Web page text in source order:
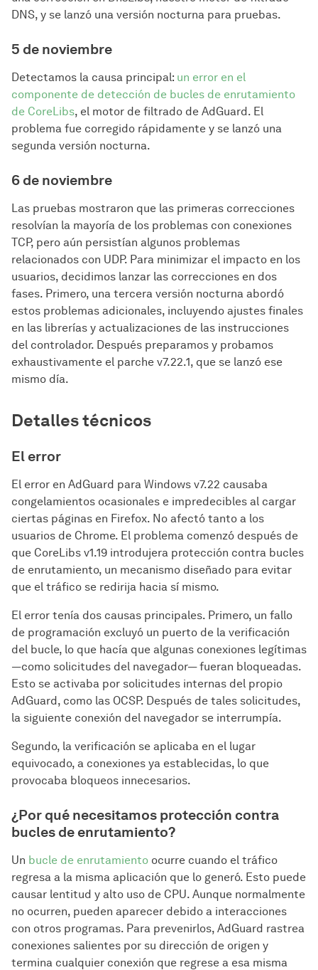
DNS, y se lanzó una versión nocturna para pruebas.
5 de noviembre
Detectamos la causa principal: un error en el
componente de detección de bucles de enrutamiento
de CoreLibs, el motor de filtrado de AdGuard. El
problema fue corregido rápidamente y se lanzó una
segunda versión nocturna.
6 de noviembre
Las pruebas mostraron que las primeras correcciones
resolvían la mayoría de los problemas con conexiones
TCP, pero aún persistían algunos problemas
relacionados con UDP. Para minimizar el impacto en los
usuarios, decidimos lanzar las correcciones en dos
fases. Primero, una tercera versión nocturna abordó
estos problemas adicionales, incluyendo ajustes finales
en las librerías y actualizaciones de las instrucciones
del controlador. Después preparamos y probamos
exhaustivamente el parche v7.22.1, que se lanzó ese
mismo día.
Detalles técnicos
El error
El error en AdGuard para Windows v7.22 causaba
congelamientos ocasionales e impredecibles al cargar
ciertas páginas en Firefox. No afectó tanto a los
usuarios de Chrome. El problema comenzó después de
que CoreLibs v1.19 introdujera protección contra bucles
de enrutamiento, un mecanismo diseñado para evitar
que el tráfico se redirija hacia sí mismo.
El error tenía dos causas principales. Primero, un fallo
de programación excluyó un puerto de la verificación
del bucle, lo que hacía que algunas conexiones legítimas
—como solicitudes del navegador— fueran bloqueadas.
Esto se activaba por solicitudes internas del propio
AdGuard, como las OCSP. Después de tales solicitudes,
la siguiente conexión del navegador se interrumpía.
Segundo, la verificación se aplicaba en el lugar
equivocado, a conexiones ya establecidas, lo que
provocaba bloqueos innecesarios.
¿Por qué necesitamos protección contra
bucles de enrutamiento?
Un bucle de enrutamiento ocurre cuando el tráfico
regresa a la misma aplicación que lo generó. Esto puede
causar lentitud y alto uso de CPU. Aunque normalmente
no ocurren, pueden aparecer debido a interacciones
con otros programas. Para prevenirlos, AdGuard rastrea
conexiones salientes por su dirección de origen y
termina cualquier conexión que regrese a esa misma